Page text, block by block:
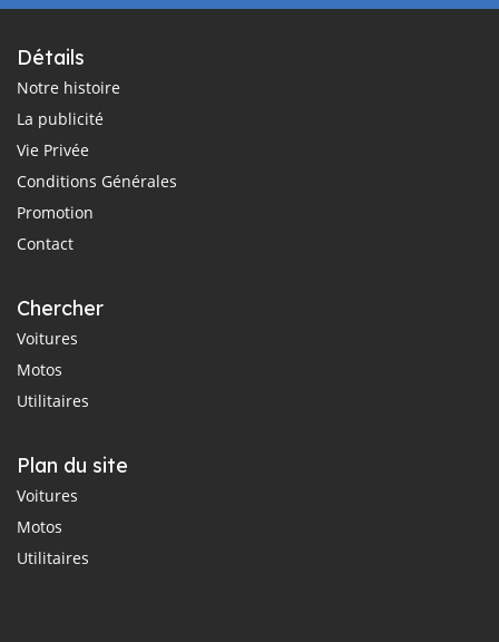
Détails
Notre histoire
La publicité
Vie Privée
Conditions Générales
Promotion
Contact
Chercher
Voitures
Motos
Utilitaires
Plan du site
Voitures
Motos
Utilitaires